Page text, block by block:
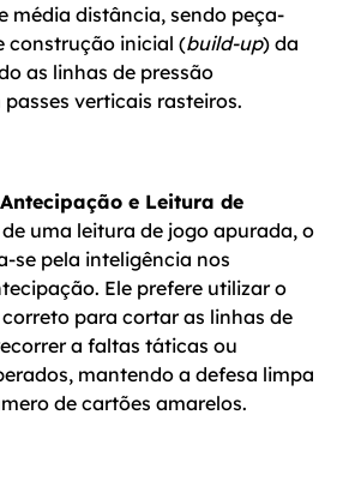
média distância, sendo peça-
construção inicial (build-up) da
as linhas de pressão
verticais rasteiros.
e Leitura de
uma leitura de jogo apurada, o
se pela inteligência nos
Ele prefere utilizar o
para cortar as linhas de
a faltas táticas ou
mantendo a defesa limpa
de cartões amarelos.